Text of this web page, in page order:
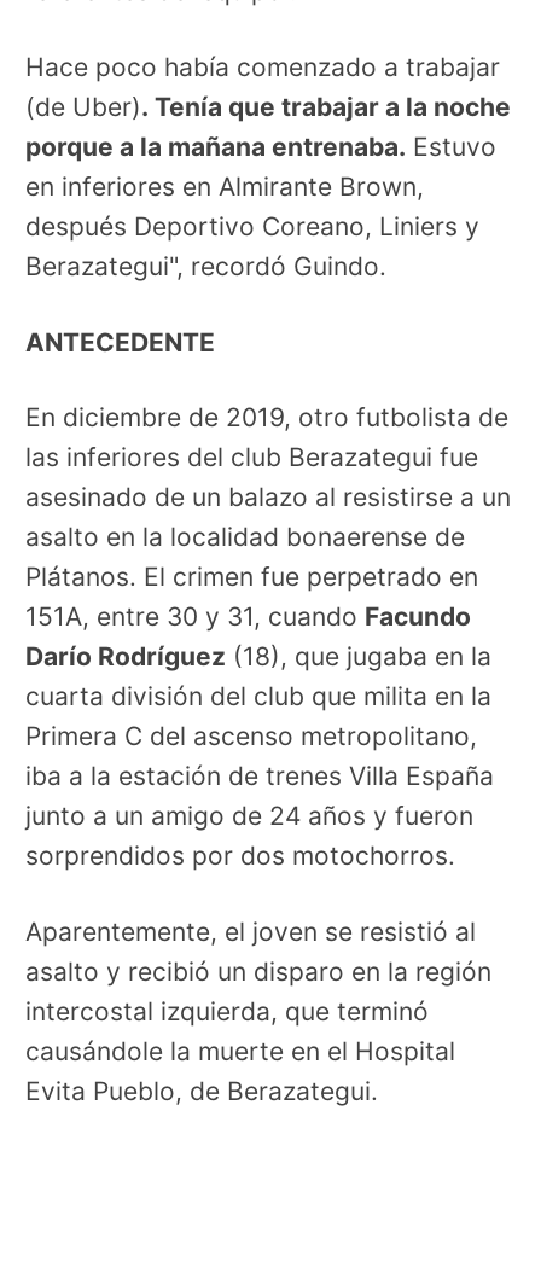
Hace poco había comenzado a trabajar
(de Uber). Tenía que trabajar a la noche
porque a la mañana entrenaba. Estuvo
en inferiores en Almirante Brown,
después Deportivo Coreano, Liniers y
Berazategui", recordó Guindo.
ANTECEDENTE
En diciembre de 2019, otro futbolista de
las inferiores del club Berazategui fue
asesinado de un balazo al resistirse a un
asalto en la localidad bonaerense de
Plátanos. El crimen fue perpetrado en
151A, entre 30 y 31, cuando Facundo
Darío Rodríguez (18), que jugaba en la
cuarta división del club que milita en la
Primera C del ascenso metropolitano,
iba a la estación de trenes Villa España
junto a un amigo de 24 años y fueron
sorprendidos por dos motochorros.
Aparentemente, el joven se resistió al
asalto y recibió un disparo en la región
intercostal izquierda, que terminó
causándole la muerte en el Hospital
Evita Pueblo, de Berazategui.